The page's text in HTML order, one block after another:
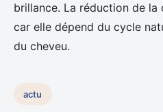
brillance. La réduction de la
car elle dépend du cycle
du cheveu.
actu